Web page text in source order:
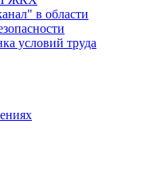
в области
условий труда